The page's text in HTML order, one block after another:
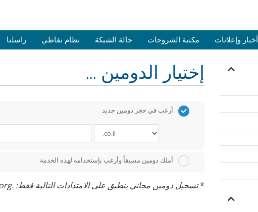
أخبار وإعلانات مكتبة الشروحات حالة الشبكة نظام نقاطي راسلنا
إختيار الدومين ...
أرغب في حجز دومين جديد
أملك دومين مسبقاً وأرغب بإستخدامه لهذه الخدمة
*تسجيل دومين مجاني ينطبق على الامتدادات التالية فقط: .co.il, .com, .net, .org